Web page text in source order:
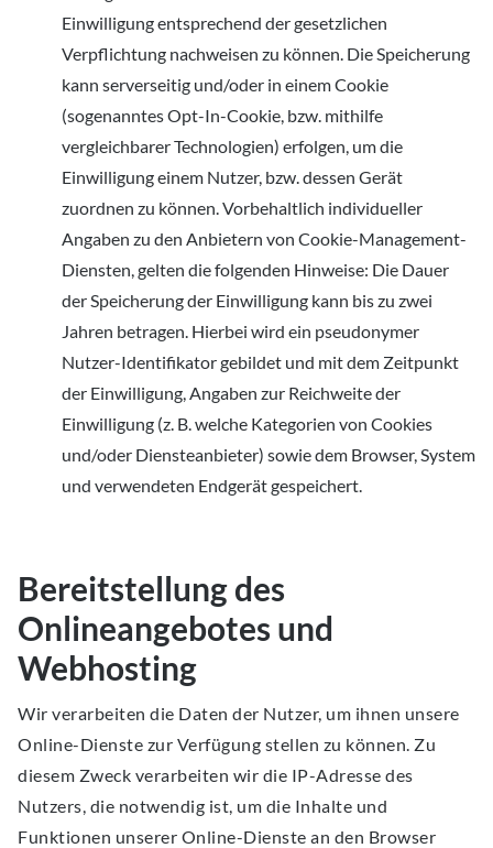
Einwilligung entsprechend der gesetzlichen
Verpflichtung nachweisen zu können. Die Speicherung
kann serverseitig und/oder in einem Cookie
(sogenanntes Opt-In-Cookie, bzw. mithilfe
vergleichbarer Technologien) erfolgen, um die
Einwilligung einem Nutzer, bzw. dessen Gerät
zuordnen zu können. Vorbehaltlich individueller
Angaben zu den Anbietern von Cookie-Management-
Diensten, gelten die folgenden Hinweise: Die Dauer
der Speicherung der Einwilligung kann bis zu zwei
Jahren betragen. Hierbei wird ein pseudonymer
Nutzer-Identifikator gebildet und mit dem Zeitpunkt
der Einwilligung, Angaben zur Reichweite der
Einwilligung (z. B. welche Kategorien von Cookies
und/oder Diensteanbieter) sowie dem Browser, System
und verwendeten Endgerät gespeichert.
Bereitstellung des
Onlineangebotes und
Webhosting
Wir verarbeiten die Daten der Nutzer, um ihnen unsere
Online-Dienste zur Verfügung stellen zu können. Zu
diesem Zweck verarbeiten wir die IP-Adresse des
Nutzers, die notwendig ist, um die Inhalte und
Funktionen unserer Online-Dienste an den Browser